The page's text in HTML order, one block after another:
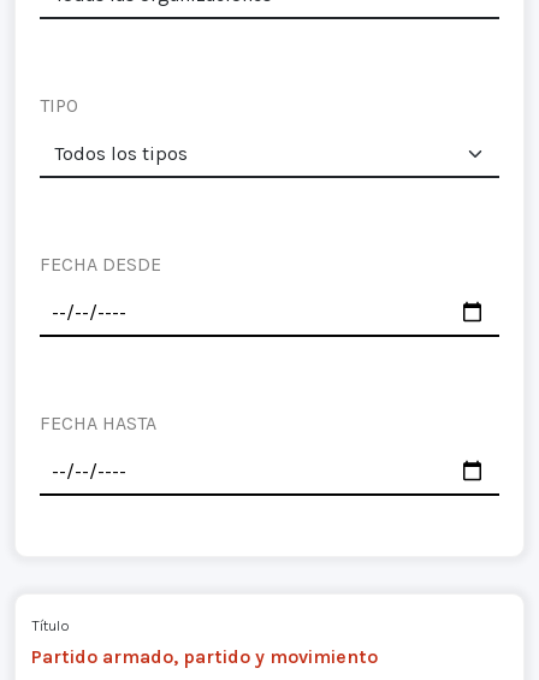
TIPO
FECHA DESDE
FECHA HASTA
Título
Partido armado, partido y movimiento